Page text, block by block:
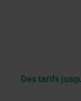
Des tarifs